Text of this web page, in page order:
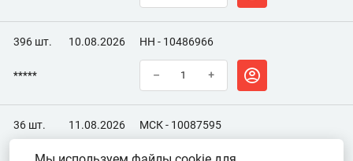
396 шт. 10.08.2026 НН - 10486966
***** – +
36 шт. 11.08.2026 МСК - 10087595
*****